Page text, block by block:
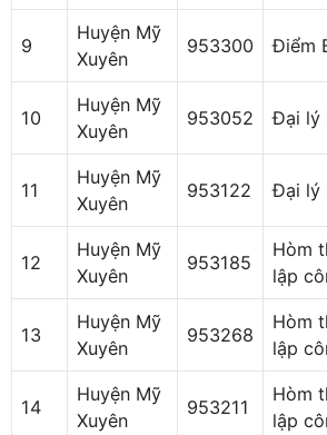
9
Huyện Mỹ
Xuyên
953300 Điểm
10
Huyện Mỹ
Xuyên
953052 Đại lý
11
Huyện Mỹ
Xuyên
953122 Đại lý
12
Huyện Mỹ
Xuyên
953185
Hòm
lập
13
Huyện Mỹ
Xuyên
953268
Hòm
lập
14
Huyện Mỹ
Xuyên
953211
Hòm
lập